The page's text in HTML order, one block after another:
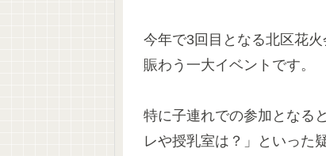
今年で3回目となる北区花
賑わう一大イベントです。
特に子連れでの参加となる
レや授乳室は？」といった